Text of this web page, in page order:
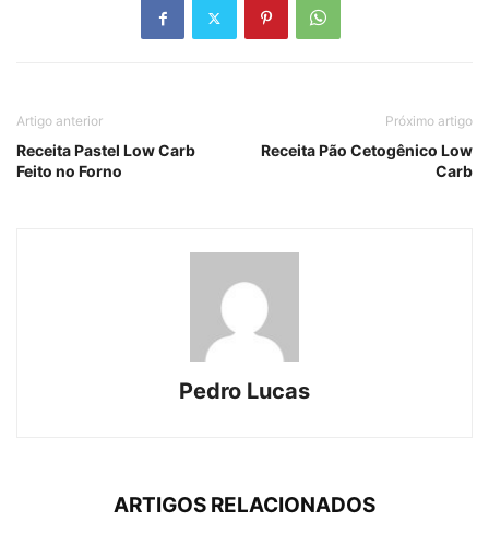
Artigo anterior
Receita Pastel Low Carb
Feito no Forno
Próximo artigo
Receita Pão Cetogênico Low
Carb
Pedro Lucas
ARTIGOS RELACIONADOS